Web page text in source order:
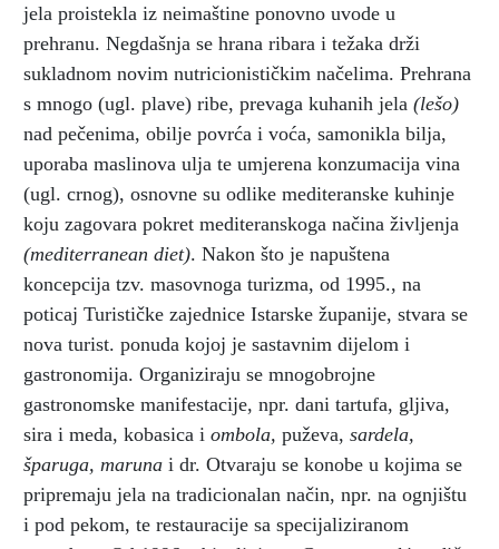
jela proistekla iz neimaštine ponovno uvode u
prehranu. Negdašnja se hrana ribara i težaka drži
sukladnom novim nutricionističkim načelima. Prehrana
s mnogo (ugl. plave) ribe, prevaga kuhanih jela (lešo)
nad pečenima, obilje povrća i voća, samonikla bilja,
uporaba maslinova ulja te umjerena konzumacija vina
(ugl. crnog), osnovne su odlike mediteranske kuhinje
koju zagovara pokret mediteranskoga načina življenja
(mediterranean diet). Nakon što je napuštena
koncepcija tzv. masovnoga turizma, od 1995., na
poticaj Turističke zajednice Istarske županije, stvara se
nova turist. ponuda kojoj je sastavnim dijelom i
gastronomija. Organiziraju se mnogobrojne
gastronomske manifestacije, npr. dani tartufa, gljiva,
sira i meda, kobasica i ombola, puževa, sardela,
šparuga, maruna i dr. Otvaraju se konobe u kojima se
pripremaju jela na tradicionalan način, npr. na ognjištu
i pod pekom, te restauracije sa specijaliziranom